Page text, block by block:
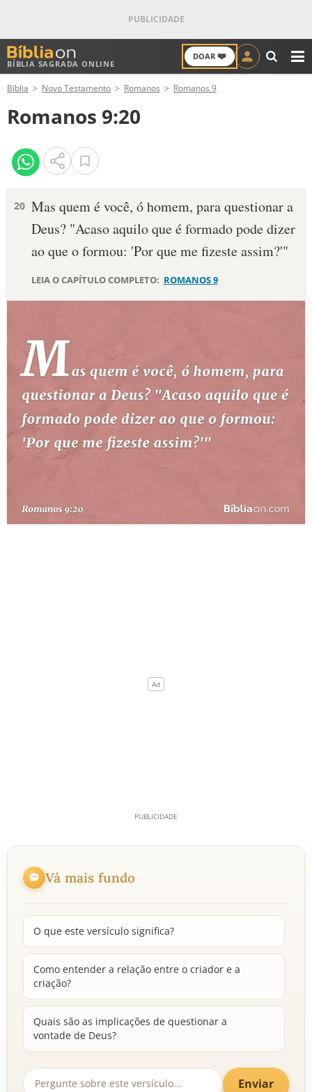
BÍBLIA SAGRADA ONLINE
DOAR ❤️
ANTIGO TESTAMENTO
NOVO TESTAMENTO
VERSÍCULOS
PALAVRA DO DIA
DEVOCIONAL DIÁRIO
10 MANDAMENTOS
ESTUDOS BÍBLICOS
ESBOÇOS DE PREGAÇÃO
TEMAS
TERMO BÍBLICO
Bíblia Novo Testamento Romanos Romanos 9
Romanos 9:20
20 Mas quem é você, ó homem, para questionar a
Deus? "Acaso aquilo que é formado pode dizer
ao que o formou: 'Por que me fizeste assim?'"
LEIA O CAPÍTULO COMPLETO: ROMANOS 9
Vá mais fundo
O que este versículo significa?
Como entender a relação entre o criador e a
criação?
Quais são as implicações de questionar a
vontade de Deus?
Enviar